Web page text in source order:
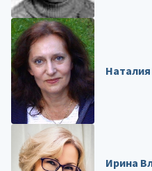
Ирина